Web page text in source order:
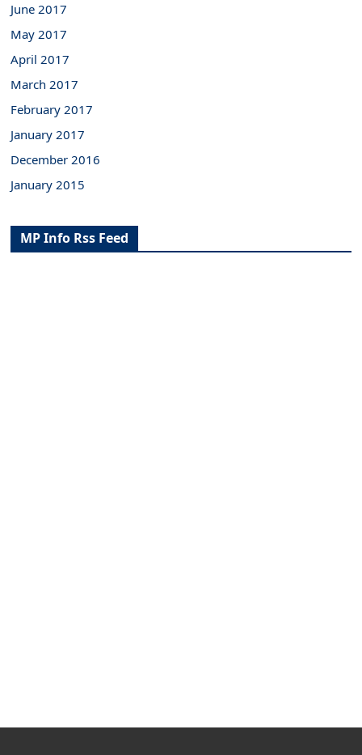
June 2017
May 2017
April 2017
March 2017
February 2017
January 2017
December 2016
January 2015
MP Info Rss Feed